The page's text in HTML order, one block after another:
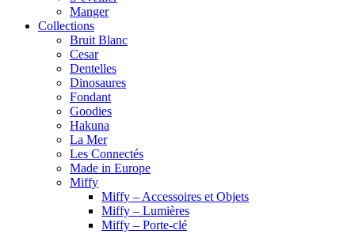
Manger
Collections
Bruit Blanc
Cesar
Dentelles
Dinosaures
Fondant
Goodies
Hakuna
La Mer
Les Connectés
Made in Europe
Miffy
Miffy – Accessoires et Objets
Miffy – Lumières
Miffy – Porte-clé